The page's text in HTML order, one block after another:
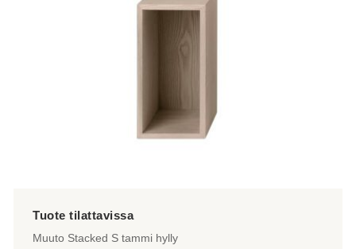
Muuto Stacked S tammi hylly